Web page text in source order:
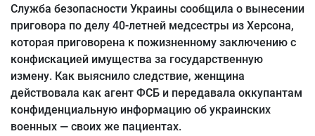
Служба безопасности Украины сообщила о вынесении
приговора по делу 40-летней медсестры из Херсона,
которая приговорена к пожизненному заключению с
конфискацией имущества за государственную
измену. Как выяснило следствие, женщина
действовала как агент ФСБ и передавала оккупантам
конфиденциальную информацию об украинских
военных — своих же пациентах.